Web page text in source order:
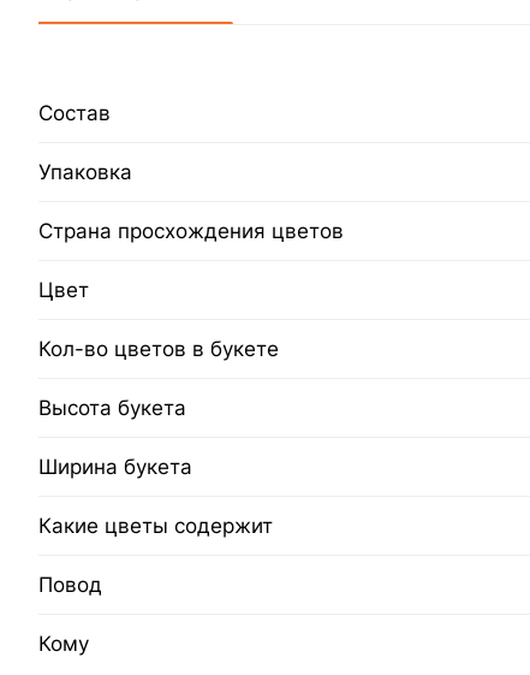
Состав
Упаковка
Страна просхождения цветов
Цвет
Кол-во цветов в букете
Высота букета
Ширина букета
Какие цветы содержит
Повод
Кому